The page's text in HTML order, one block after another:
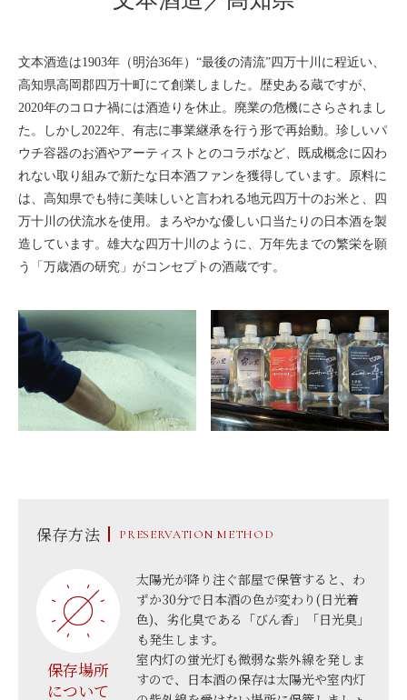
文本酒造は1903年（明治36年）“最後の清流”四万十川に程近い、
高知県高岡郡四万十町にて創業しました。歴史ある蔵ですが、
2020年のコロナ禍には酒造りを休止。廃業の危機にさらされまし
た。しかし2022年、有志に事業継承を行う形で再始動。珍しいパ
ウチ容器のお酒やアーティストとのコラボなど、既成概念に囚わ
れない取り組みで新たな日本酒ファンを獲得しています。原料に
は、高知県でも特に美味しいと言われる地元四万十のお米と、四
万十川の伏流水を使用。まろやかな優しい口当たりの日本酒を製
造しています。雄大な四万十川のように、万年先までの繁栄を願
う「万歳酒の研究」がコンセプトの酒蔵です。
保存方法 PRESERVATION METHOD
保存場所
について
太陽光が降り注ぐ部屋で保管すると、わ
ずか30分で日本酒の色が変わり(日光着
色)、劣化臭である「びん香」「日光臭」
も発生します。
室内灯の蛍光灯も微弱な紫外線を発しま
すので、日本酒の保存は太陽光や室内灯